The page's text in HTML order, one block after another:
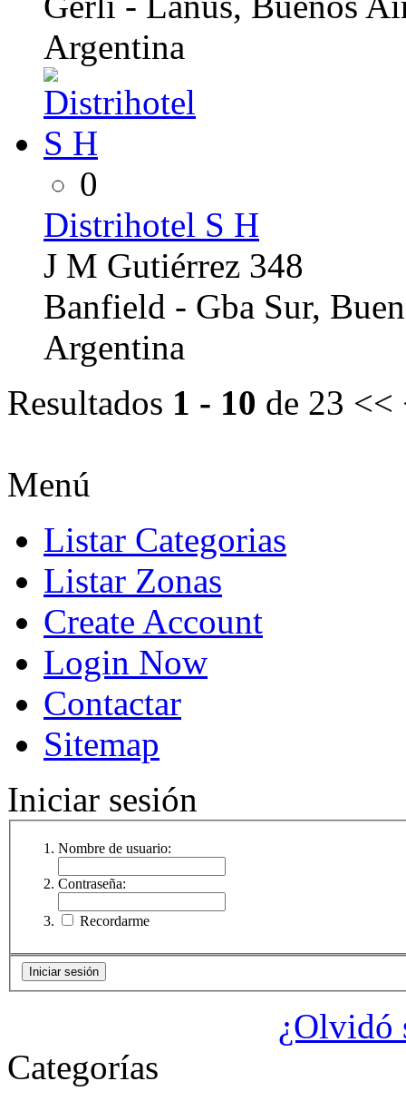
Argentina
0
Distrihotel S H
J M Gutiérrez 348
Banfield - Gba Sur,
Argentina
Resultados 1 - 10 de 23 <<
Menú
Listar Categorias
Listar Zonas
Create Account
Login Now
Contactar
Sitemap
Iniciar sesión
Nombre de usuario:
Contraseña:
Recordarme
¿Olvidó
Categorías